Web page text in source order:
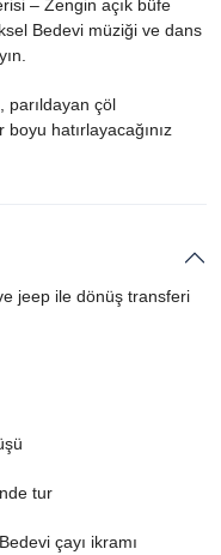
– Zengin açık büfe
Bedevi müziği ve dans
parıldayan çöl
hatırlayacağınız
jeep ile dönüş transferi
tur
çayı ikramı